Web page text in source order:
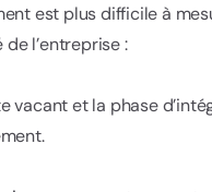
est plus difficile à
l’entreprise :
vacant et la phase